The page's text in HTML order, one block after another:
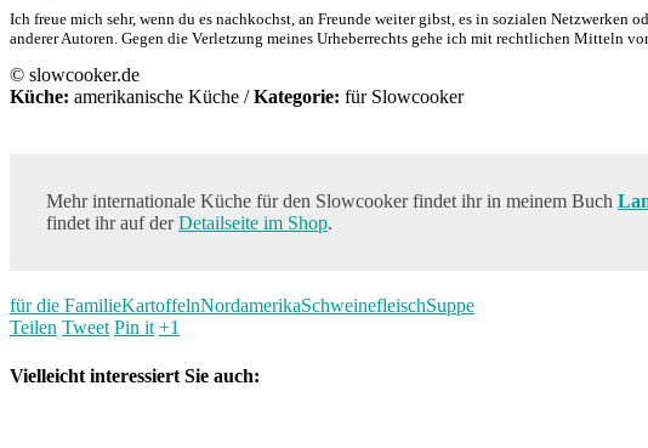
Ich freue mich sehr, wenn du es nachkochst, an Freunde weiter gibst, es in sozialen
anderer Autoren. Gegen die Verletzung meines Urheberrechts gehe ich mit rechtlichen Mitteln
© slowcooker.de
Küche: amerikanische Küche / Kategorie: für Slowcooker
Mehr internationale Küche für den Slowcooker findet ihr in meinem Buch
findet ihr auf derDetailseite im Shop.
für die FamilieKartoffelnNordamerikaSchweinefleischSuppe
Teilen Tweet Pin it +1
Vielleicht interessiert Sie auch: